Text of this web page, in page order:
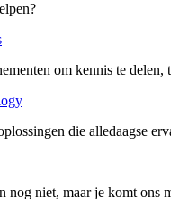
om kennis te
die alledaagse
nog niet, maar je komt ons